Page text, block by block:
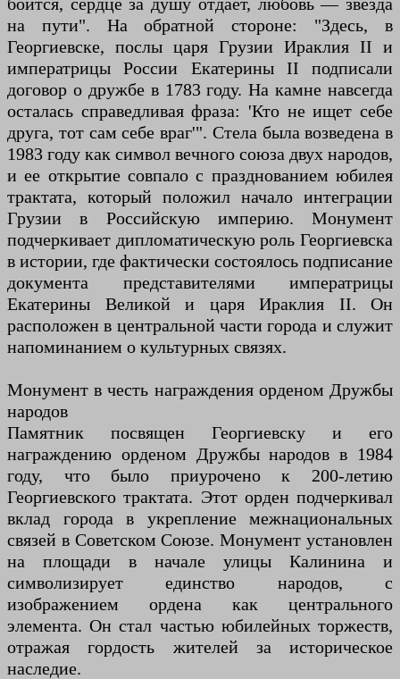
на пути". На обратной стороне: "Здесь, в
Георгиевске, послы царя Грузии Ираклия II и
императрицы России Екатерины II подписали
договор о дружбе в 1783 году. На камне навсегда
осталась справедливая фраза: 'Кто не ищет себе
друга, тот сам себе враг'". Стела была возведена в
1983 году как символ вечного союза двух народов,
и ее открытие совпало с празднованием юбилея
трактата, который положил начало интеграции
Грузии в Российскую империю. Монумент
подчеркивает дипломатическую роль Георгиевска
в истории, где фактически состоялось подписание
документа представителями императрицы
Екатерины Великой и царя Ираклия II. Он
расположен в центральной части города и служит
напоминанием о культурных связях.
Монумент в честь награждения орденом Дружбы
народов
Памятник посвящен Георгиевску и его
награждению орденом Дружбы народов в 1984
году, что было приурочено к 200-летию
Георгиевского трактата. Этот орден подчеркивал
вклад города в укрепление межнациональных
связей в Советском Союзе. Монумент установлен
на площади в начале улицы Калинина и
символизирует единство народов, с
изображением ордена как центрального
элемента. Он стал частью юбилейных торжеств,
отражая гордость жителей за историческое
наследие.